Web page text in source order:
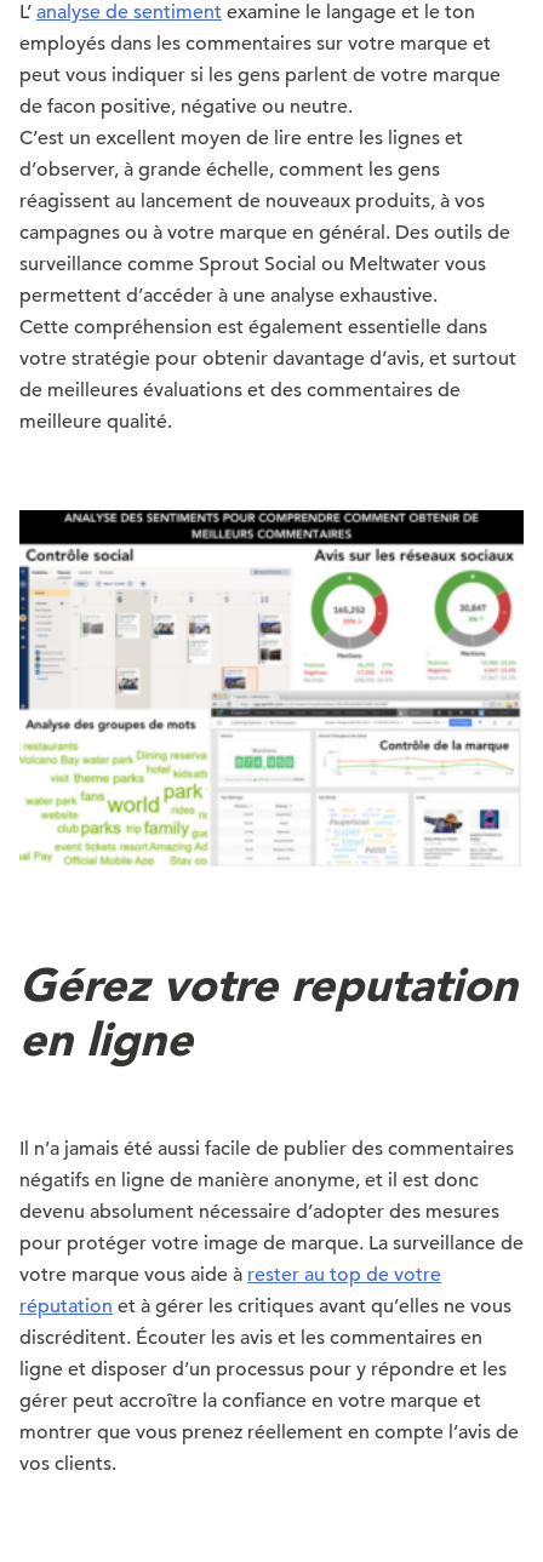
L’ analyse de sentiment examine le langage et le ton
employés dans les commentaires sur votre marque et
peut vous indiquer si les gens parlent de votre marque
de facon positive, négative ou neutre.
C’est un excellent moyen de lire entre les lignes et
d’observer, à grande échelle, comment les gens
réagissent au lancement de nouveaux produits, à vos
campagnes ou à votre marque en général. Des outils de
surveillance comme Sprout Social ou Meltwater vous
permettent d’accéder à une analyse exhaustive.
Cette compréhension est également essentielle dans
votre stratégie pour obtenir davantage d’avis, et surtout
de meilleures évaluations et des commentaires de
meilleure qualité.
Gérez votre reputation
en ligne
Il n’a jamais été aussi facile de publier des commentaires
négatifs en ligne de manière anonyme, et il est donc
devenu absolument nécessaire d’adopter des mesures
pour protéger votre image de marque. La surveillance de
votre marque vous aide à rester au top de votre
réputation et à gérer les critiques avant qu’elles ne vous
discréditent. Écouter les avis et les commentaires en
ligne et disposer d’un processus pour y répondre et les
gérer peut accroître la confiance en votre marque et
montrer que vous prenez réellement en compte l’avis de
vos clients.